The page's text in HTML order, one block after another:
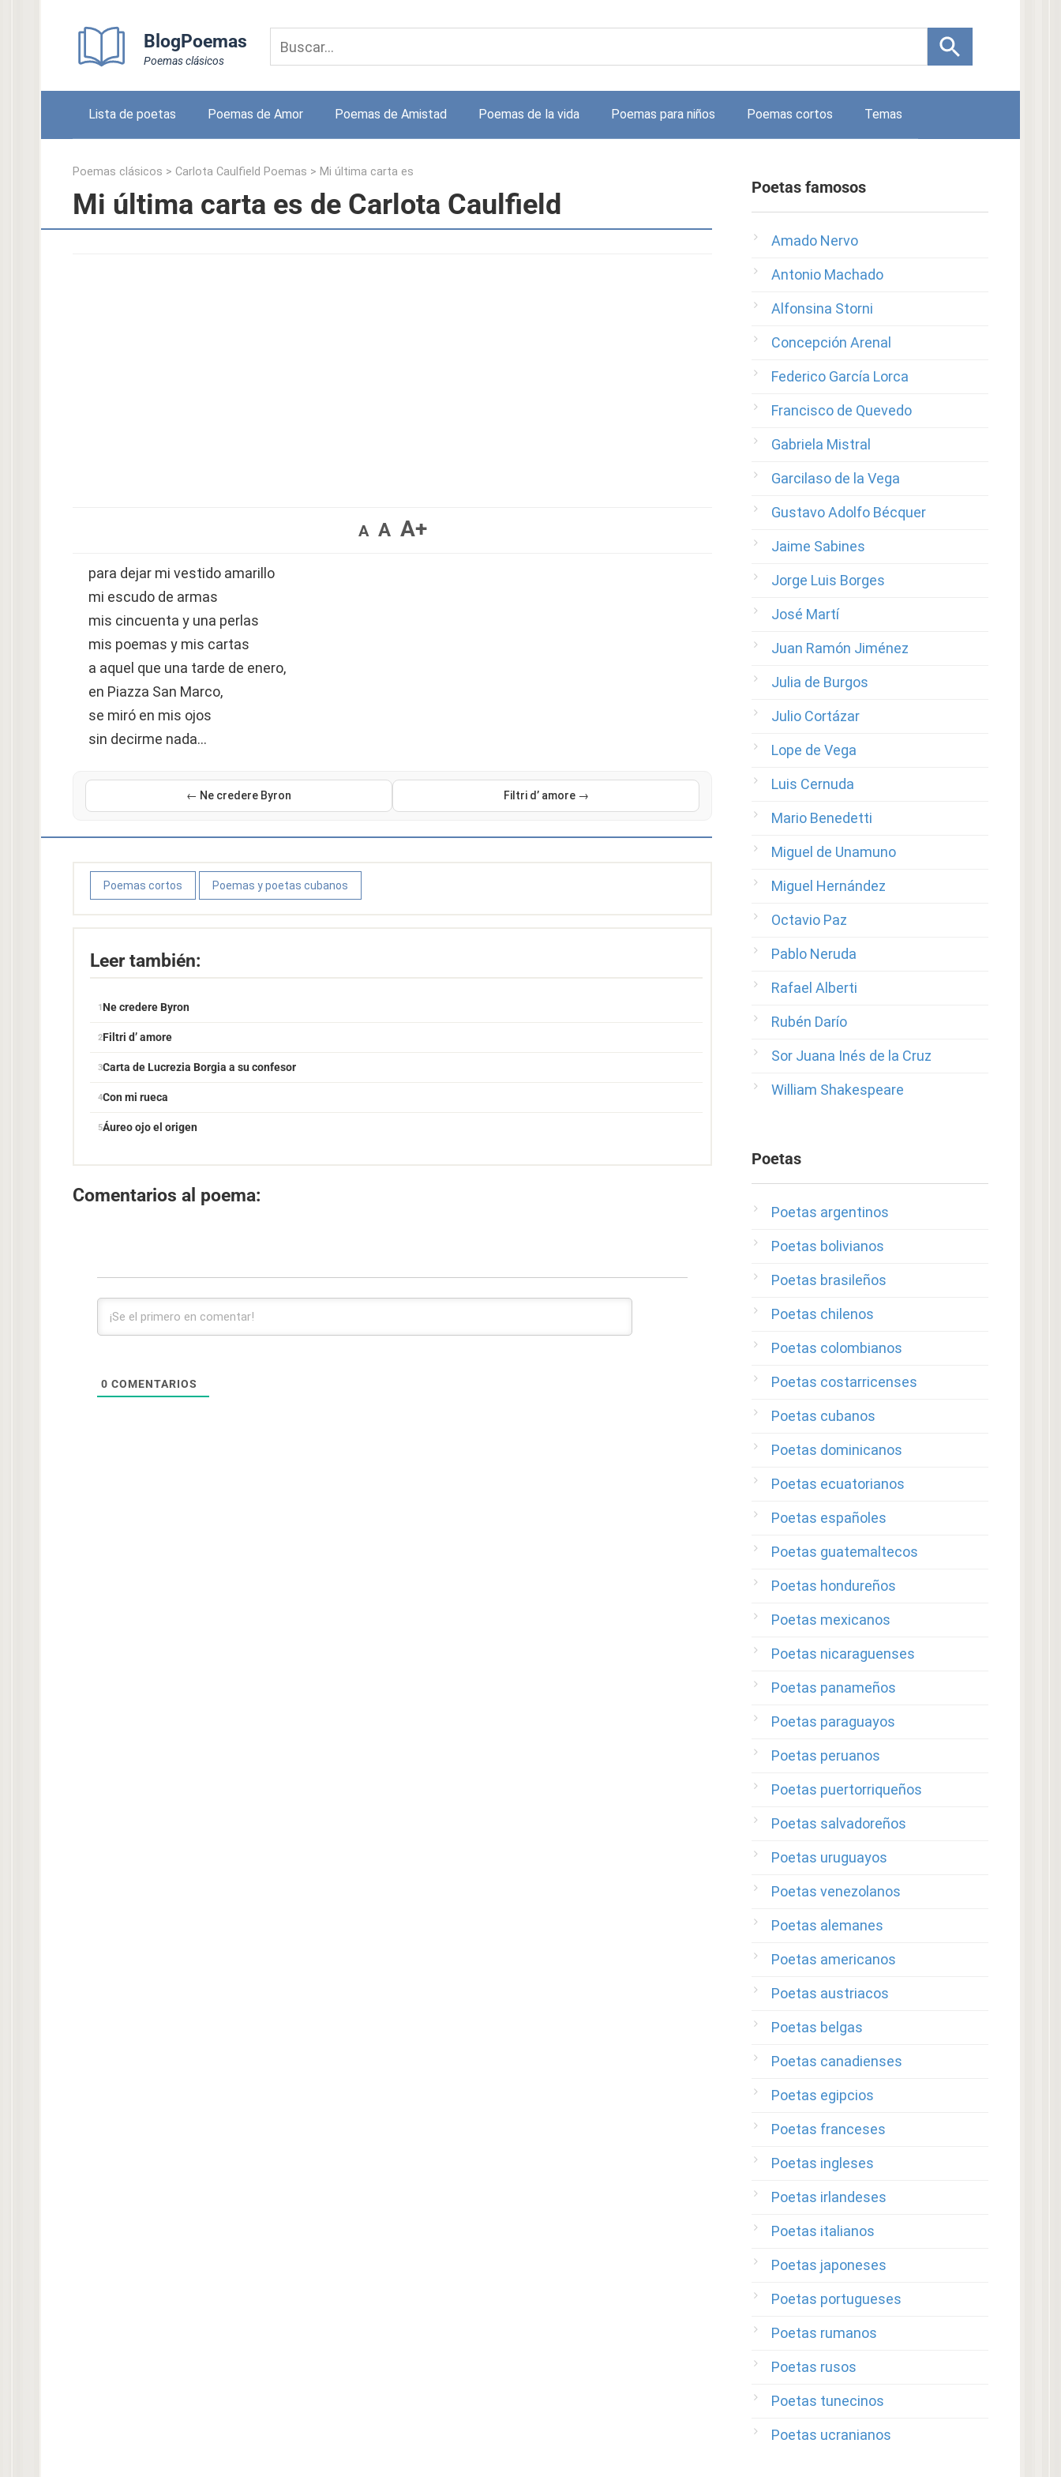
BlogPoemas
Poemas clásicos
Lista de poetas Poemas de Amor Poemas de Amistad Poemas de la vida Poemas para niños Poemas cortos Temas
Poemas clásicos > Carlota Caulfield Poemas > Mi última carta es
Mi última carta es de Carlota Caulfield
A A A+
para dejar mi vestido amarillo
mi escudo de armas
mis cincuenta y una perlas
mis poemas y mis cartas
a aquel que una tarde de enero,
en Piazza San Marco,
se miró en mis ojos
sin decirme nada…
← Ne credere Byron Filtri d’ amore →
Poemas cortos Poemas y poetas cubanos
Leer también:
Ne credere Byron
Filtri d’ amore
Carta de Lucrezia Borgia a su confesor
Con mi rueca
Áureo ojo el origen
Comentarios al poema:
0 COMENTARIOS
Poetas famosos
Amado Nervo
Antonio Machado
Alfonsina Storni
Concepción Arenal
Federico García Lorca
Francisco de Quevedo
Gabriela Mistral
Garcilaso de la Vega
Gustavo Adolfo Bécquer
Jaime Sabines
Jorge Luis Borges
José Martí
Juan Ramón Jiménez
Julia de Burgos
Julio Cortázar
Lope de Vega
Luis Cernuda
Mario Benedetti
Miguel de Unamuno
Miguel Hernández
Octavio Paz
Pablo Neruda
Rafael Alberti
Rubén Darío
Sor Juana Inés de la Cruz
William Shakespeare
Poetas
Poetas argentinos
Poetas bolivianos
Poetas brasileños
Poetas chilenos
Poetas colombianos
Poetas costarricenses
Poetas cubanos
Poetas dominicanos
Poetas ecuatorianos
Poetas españoles
Poetas guatemaltecos
Poetas hondureños
Poetas mexicanos
Poetas nicaraguenses
Poetas panameños
Poetas paraguayos
Poetas peruanos
Poetas puertorriqueños
Poetas salvadoreños
Poetas uruguayos
Poetas venezolanos
Poetas alemanes
Poetas americanos
Poetas austriacos
Poetas belgas
Poetas canadienses
Poetas egipcios
Poetas franceses
Poetas ingleses
Poetas irlandeses
Poetas italianos
Poetas japoneses
Poetas portugueses
Poetas rumanos
Poetas rusos
Poetas tunecinos
Poetas ucranianos